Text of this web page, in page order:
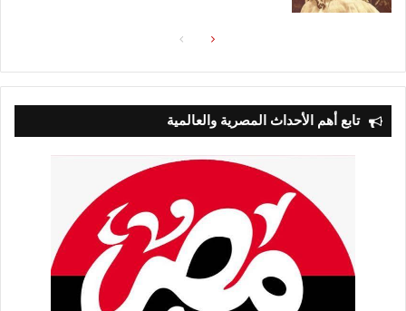
الصفحةالصفحة
تابع أهم الأحداث المصرية والعالمية